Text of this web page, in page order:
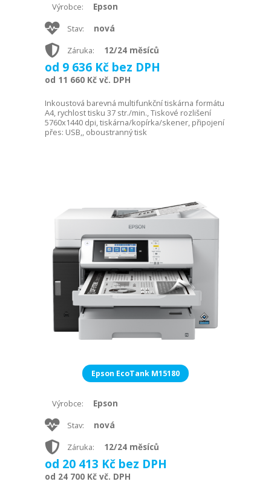
Výrobce: Epson
Stav: nová
Záruka: 12/24 měsíců
od 9 636 Kč bez DPH
od 11 660 Kč vč. DPH
Inkoustová barevná multifunkční tiskárna formátu
A4, rychlost tisku 37 str./min., Tiskové rozlišení
5760x1440 dpi, tiskárna/kopírka/skener, připojení
přes: USB,, oboustranný tisk
Epson EcoTank M15180
Výrobce: Epson
Stav: nová
Záruka: 12/24 měsíců
od 20 413 Kč bez DPH
od 24 700 Kč vč. DPH